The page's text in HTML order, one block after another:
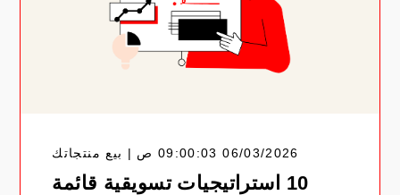
06/03/2026 09:00:03 ص | بيع منتجاتك
10 استراتيجيات تسويقية قائمة